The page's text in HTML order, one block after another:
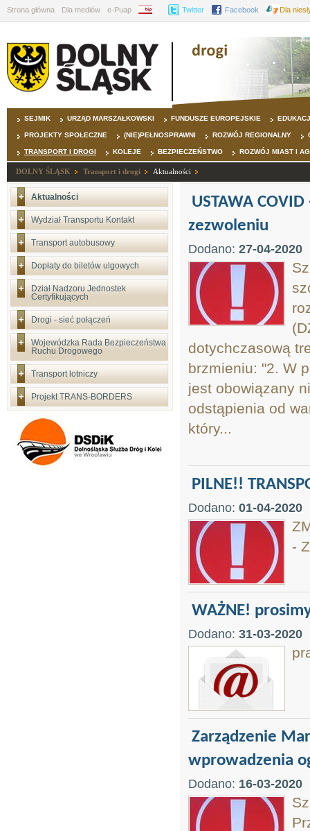
Strona główna Dla mediów e-Puap BIP Twitter Facebook Dla
SEJMIK URZĄD MARSZAŁKOWSKI FUNDUSZE EUROPEJSKIE
PROJEKTY SPOŁECZNE (NIE)PEŁNOSPRAWNI ROZWÓJ REGIONALNY
TRANSPORT I DROGI KOLEJE BEZPIECZEŃSTWO ROZWÓJ MIAST I
DOLNY ŚLĄSK Transport i drogi Aktualności
Aktualności
Wydział Transportu Kontakt
Transport autobusowy
Dopłaty do biletów ulgowych
Dział Nadzoru Jednostek
Certyfikujących
Drogi - sieć połączeń
Wojewódzka Rada Bezpieczeństwa
Ruchu Drogowego
Transport lotniczy
Projekt TRANS-BORDERS
USTAWA
zezwoleniu
Dodano: 27-04-2020
dotychczasową
brzmieniu: "2. W
jest obowiązany
odstąpienia od
który...
PILNE!!
Dodano: 01-04-2020
-
WAŻNE!
Dodano: 31-03-2020
Zarządzenie
wprowadzenia
Dodano: 16-03-2020